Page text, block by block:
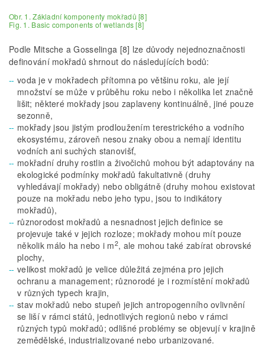
Obr. 1. Základní komponenty mokřadů [8]
Fig. 1. Basic components of wetlands [8]
Podle Mitsche a Gosselinga [8] lze důvody nejednoznačnosti
definování mokřadů shrnout do následujících bodů:
voda je v mokřadech přítomna po většinu roku, ale její
množství se může v průběhu roku nebo i několika let značně
lišit; některé mokřady jsou zaplaveny kontinuálně, jiné pouze
sezonně,
mokřady jsou jistým prodloužením terestrického a vodního
ekosystému, zároveň nesou znaky obou a nemají identitu
vodních ani suchých stanovišť,
mokřadní druhy rostlin a živočichů mohou být adaptovány na
ekologické podmínky mokřadů fakultativně (druhy
vyhledávají mokřady) nebo obligátně (druhy mohou existovat
pouze na mokřadu nebo jeho typu, jsou to indikátory
mokřadů),
různorodost mokřadů a nesnadnost jejich definice se
projevuje také v jejich rozloze; mokřady mohou mít pouze
několik málo ha nebo i m2, ale mohou také zabírat obrovské
plochy,
velikost mokřadů je velice důležitá zejména pro jejich
ochranu a management; různorodé je i rozmístění mokřadů
v různých typech krajin,
stav mokřadů nebo stupeň jejich antropogenního ovlivnění
se liší v rámci států, jednotlivých regionů nebo v rámci
různých typů mokřadů; odlišné problémy se objevují v krajině
zemědělské, industrializované nebo urbanizované.